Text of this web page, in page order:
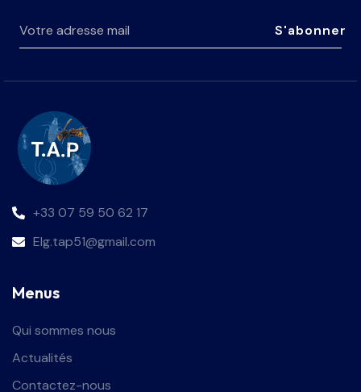
S'abonner
+33 07 59 50 62 17
Elg.tap51@gmail.com
Menus
Qui sommes nous
Actualités
Contactez-nous